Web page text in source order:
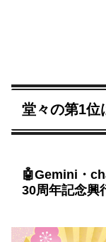
堂々の第1位
🤖Gemini・
30周年記念興